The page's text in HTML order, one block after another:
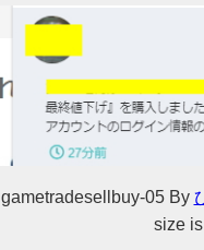
gametradesellbuy-05 By
size is